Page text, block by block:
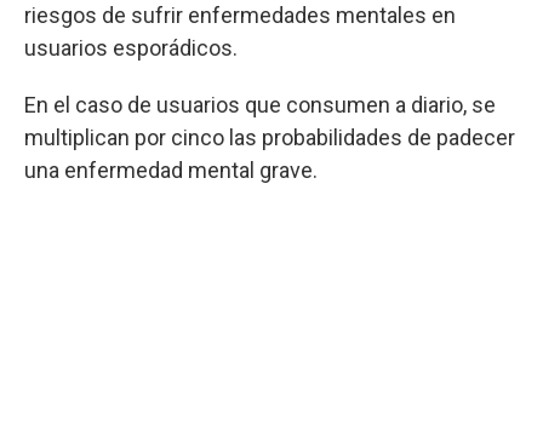
riesgos de sufrir enfermedades mentales en
usuarios esporádicos.
En el caso de usuarios que consumen a diario, se
multiplican por cinco las probabilidades de padecer
una enfermedad mental grave.